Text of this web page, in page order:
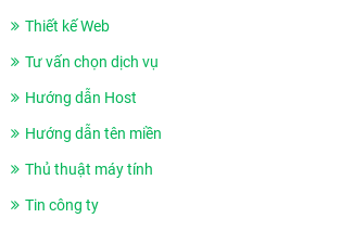
Thiết kế Web
Tư vấn chọn dịch vụ
Hướng dẫn Host
Hướng dẫn tên miền
Thủ thuật máy tính
Tin công ty